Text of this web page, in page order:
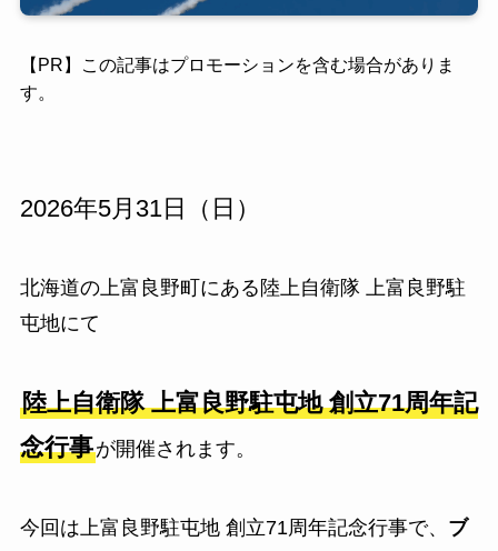
【PR】この記事はプロモーションを含む場合がありま
す。
2026年5月31日（日）
北海道の上富良野町にある陸上自衛隊 上富良野駐
屯地にて
陸上自衛隊 上富良野駐屯地 創立71周年記
念行事が開催されます。
今回は上富良野駐屯地 創立71周年記念行事で、 ブ